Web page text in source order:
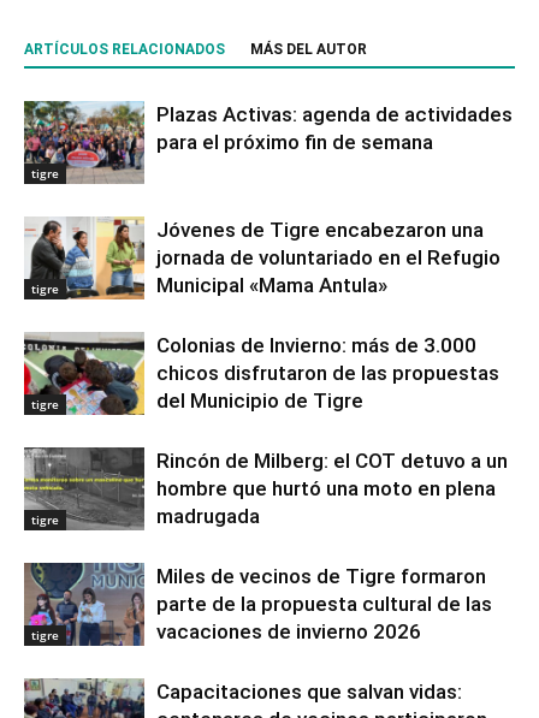
ARTÍCULOS RELACIONADOS MÁS DEL AUTOR
tigre
Plazas Activas: agenda de actividades
para el próximo fin de semana
tigre
Jóvenes de Tigre encabezaron una
jornada de voluntariado en el Refugio
Municipal «Mama Antula»
tigre
Colonias de Invierno: más de 3.000
chicos disfrutaron de las propuestas
del Municipio de Tigre
tigre
Rincón de Milberg: el COT detuvo a un
hombre que hurtó una moto en plena
madrugada
tigre
Miles de vecinos de Tigre formaron
parte de la propuesta cultural de las
vacaciones de invierno 2026
Capacitaciones que salvan vidas: